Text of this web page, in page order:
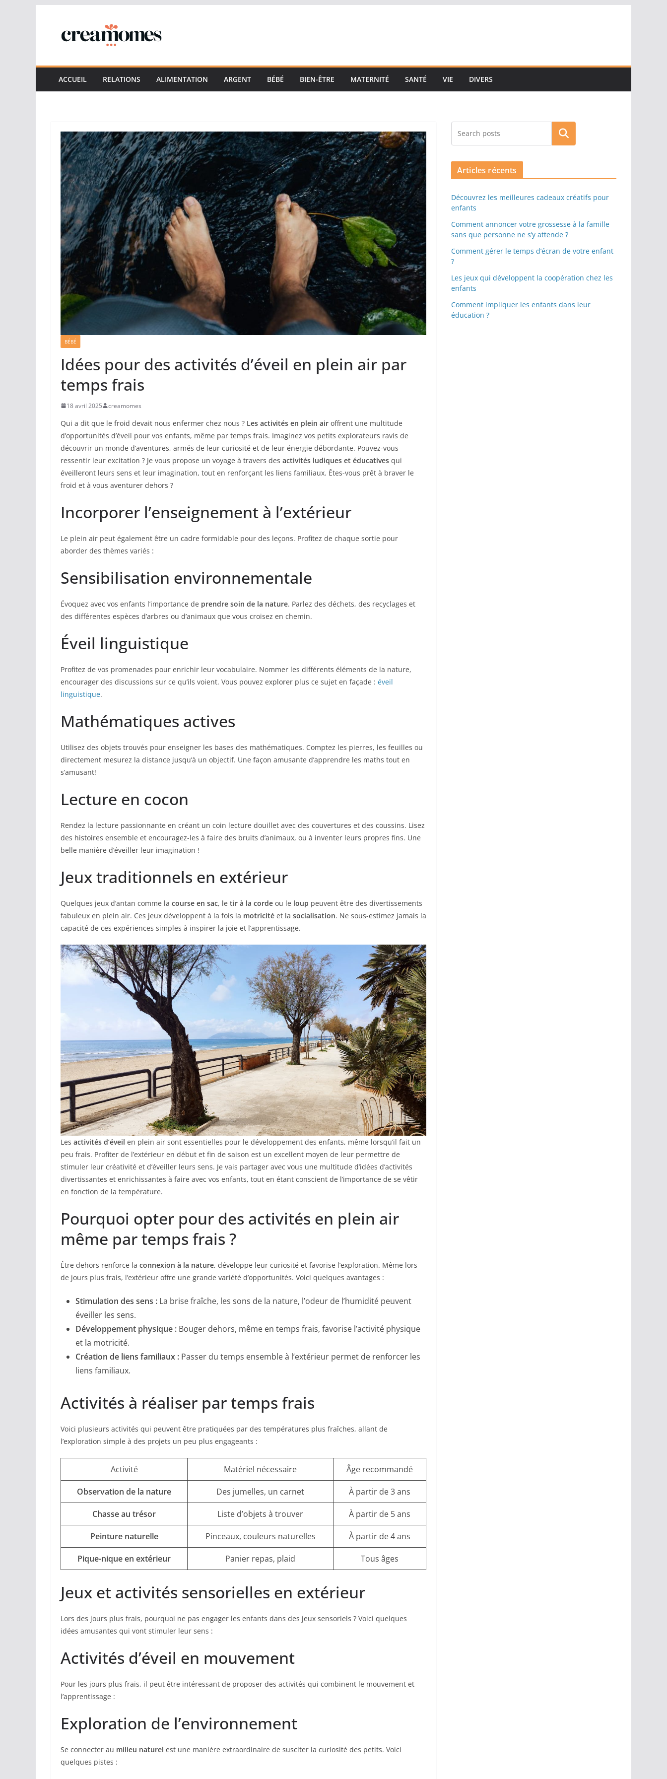
contenu
ACCUEIL RELATIONS ALIMENTATION ARGENT BÉBÉ BIEN-ÊTRE MATERNITÉ SANTÉ VIE DIVERS
BÉBÉ
Idées pour des activités d’éveil en plein air par
temps frais
18 avril 2025 creamomes
Qui a dit que le froid devait nous enfermer chez nous ? Les activités en plein air offrent une multitude
d’opportunités d’éveil pour vos enfants, même par temps frais. Imaginez vos petits explorateurs ravis de
découvrir un monde d’aventures, armés de leur curiosité et de leur énergie débordante. Pouvez-vous
ressentir leur excitation ? Je vous propose un voyage à travers des activités ludiques et éducatives qui
éveilleront leurs sens et leur imagination, tout en renforçant les liens familiaux. Êtes-vous prêt à braver le
froid et à vous aventurer dehors ?
Incorporer l’enseignement à l’extérieur
Le plein air peut également être un cadre formidable pour des leçons. Profitez de chaque sortie pour
aborder des thèmes variés :
Sensibilisation environnementale
Évoquez avec vos enfants l’importance de prendre soin de la nature. Parlez des déchets, des recyclages et
des différentes espèces d’arbres ou d’animaux que vous croisez en chemin.
Éveil linguistique
Profitez de vos promenades pour enrichir leur vocabulaire. Nommer les différents éléments de la nature,
encourager des discussions sur ce qu’ils voient. Vous pouvez explorer plus ce sujet en façade : éveil
linguistique.
Mathématiques actives
Utilisez des objets trouvés pour enseigner les bases des mathématiques. Comptez les pierres, les feuilles ou
directement mesurez la distance jusqu’à un objectif. Une façon amusante d’apprendre les maths tout en
s’amusant!
Lecture en cocon
Rendez la lecture passionnante en créant un coin lecture douillet avec des couvertures et des coussins. Lisez
des histoires ensemble et encouragez-les à faire des bruits d’animaux, ou à inventer leurs propres fins. Une
belle manière d’éveiller leur imagination !
Jeux traditionnels en extérieur
Quelques jeux d’antan comme la course en sac, le tir à la corde ou le loup peuvent être des divertissements
fabuleux en plein air. Ces jeux développent à la fois la motricité et la socialisation. Ne sous-estimez jamais la
capacité de ces expériences simples à inspirer la joie et l’apprentissage.
Les activités d’éveil en plein air sont essentielles pour le développement des enfants, même lorsqu’il fait un
peu frais. Profiter de l’extérieur en début et fin de saison est un excellent moyen de leur permettre de
stimuler leur créativité et d’éveiller leurs sens. Je vais partager avec vous une multitude d’idées d’activités
divertissantes et enrichissantes à faire avec vos enfants, tout en étant conscient de l’importance de se vêtir
en fonction de la température.
Pourquoi opter pour des activités en plein air
même par temps frais ?
Être dehors renforce la connexion à la nature, développe leur curiosité et favorise l’exploration. Même lors
de jours plus frais, l’extérieur offre une grande variété d’opportunités. Voici quelques avantages :
Stimulation des sens : La brise fraîche, les sons de la nature, l’odeur de l’humidité peuvent
éveiller les sens.
Développement physique : Bouger dehors, même en temps frais, favorise l’activité physique
et la motricité.
Création de liens familiaux : Passer du temps ensemble à l’extérieur permet de renforcer les
liens familiaux.
Activités à réaliser par temps frais
Voici plusieurs activités qui peuvent être pratiquées par des températures plus fraîches, allant de
l’exploration simple à des projets un peu plus engageants :
Activité Matériel nécessaire Âge recommandé
Observation de la nature Des jumelles, un carnet À partir de 3 ans
Chasse au trésor Liste d’objets à trouver À partir de 5 ans
Peinture naturelle Pinceaux, couleurs naturelles À partir de 4 ans
Pique-nique en extérieur Panier repas, plaid Tous âges
Jeux et activités sensorielles en extérieur
Lors des jours plus frais, pourquoi ne pas engager les enfants dans des jeux sensoriels ? Voici quelques
idées amusantes qui vont stimuler leur sens :
Activités d’éveil en mouvement
Pour les jours plus frais, il peut être intéressant de proposer des activités qui combinent le mouvement et
l’apprentissage :
Exploration de l’environnement
Se connecter au milieu naturel est une manière extraordinaire de susciter la curiosité des petits. Voici
quelques pistes :
Rechercher
Articles récents
Découvrez les meilleures cadeaux créatifs pour
enfants
Comment annoncer votre grossesse à la famille
sans que personne ne s’y attende ?
Comment gérer le temps d’écran de votre enfant
?
Les jeux qui développent la coopération chez les
enfants
Comment impliquer les enfants dans leur
éducation ?